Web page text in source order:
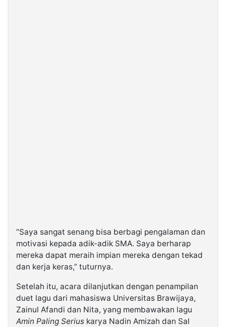
“Saya sangat senang bisa berbagi pengalaman dan
motivasi kepada adik-adik SMA. Saya berharap
mereka dapat meraih impian mereka dengan tekad
dan kerja keras,” tuturnya.
Setelah itu, acara dilanjutkan dengan penampilan
duet lagu dari mahasiswa Universitas Brawijaya,
Zainul Afandi dan Nita, yang membawakan lagu
Amin Paling Serius karya Nadin Amizah dan Sal